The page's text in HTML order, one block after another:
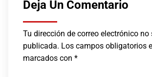
Deja Un Comentario
Tu dirección de correo electrónico no
publicada. Los campos obligatorios
marcados con*